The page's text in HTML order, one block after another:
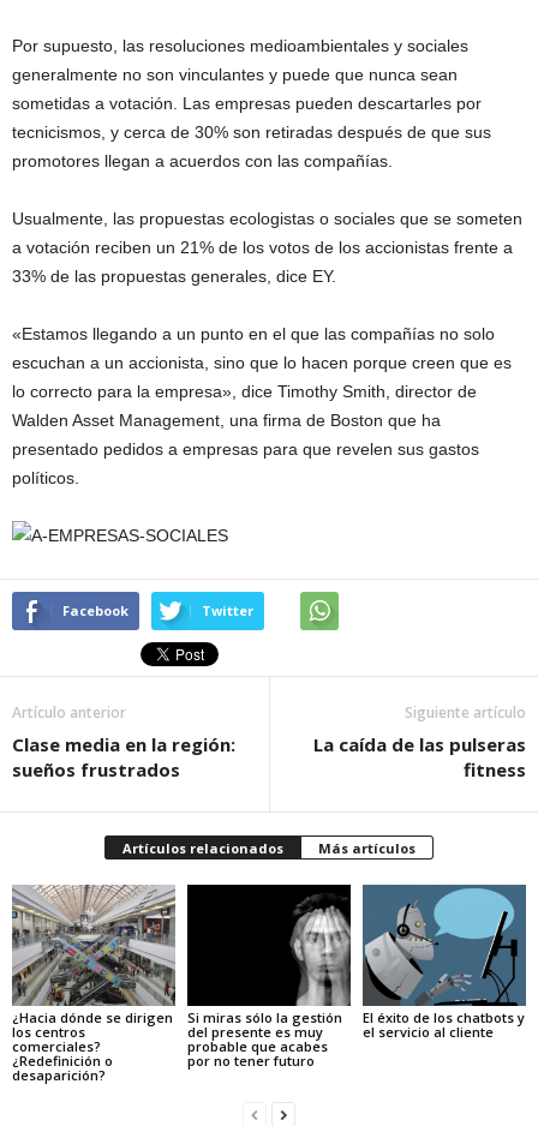
Por supuesto, las resoluciones medioambientales y sociales
generalmente no son vinculantes y puede que nunca sean
sometidas a votación. Las empresas pueden descartarles por
tecnicismos, y cerca de 30% son retiradas después de que sus
promotores llegan a acuerdos con las compañías.
Usualmente, las propuestas ecologistas o sociales que se someten
a votación reciben un 21% de los votos de los accionistas frente a
33% de las propuestas generales, dice EY.
«Estamos llegando a un punto en el que las compañías no solo
escuchan a un accionista, sino que lo hacen porque creen que es
lo correcto para la empresa», dice Timothy Smith, director de
Walden Asset Management, una firma de Boston que ha
presentado pedidos a empresas para que revelen sus gastos
políticos.
Facebook Twitter
Artículo anterior
Clase media en la región:
sueños frustrados
Siguiente artículo
La caída de las pulseras
fitness
Artículos relacionados Más artículos
¿Hacia dónde se dirigen
los centros
comerciales?
¿Redefinición o
desaparición?
Si miras sólo la gestión
del presente es muy
probable que acabes
por no tener futuro
El éxito de los chatbots y
el servicio al cliente